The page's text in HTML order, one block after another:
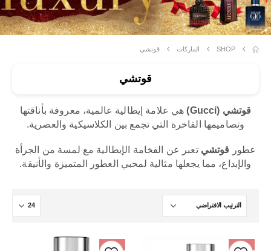
SHOP الماركات قوتشي
قوتشي
قوتشي (Gucci)
هي علامة إيطالية عالمية، معروفة بأناقتها
وتصاميمها الفاخرة التي تجمع بين الكلاسيكية والعصرية.
عطور قوتشي تعبر عن الفخامة الإيطالية مع لمسة من الجرأة
والإبداع، مما يجعلها مثالية لمحبي العطور المتميزة والأنيقة.
-11%
-19%